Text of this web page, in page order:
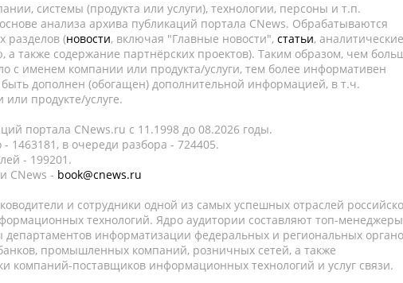
системы (продукта или услуги), технологии, персоны и т.п.
анализа архива публикаций портала CNews. Обрабатываются
разделов (новости, включая "Главные новости", статьи, аналитические
а также содержание партнёрских проектов). Таким образом, чем
с именем компании или продукта/услуги, тем более информативен
дополнен (обогащен) дополнительной информацией, в т.ч.
продукте/услуге.
портала CNews.ru c 11.1998 до 08.2026 годы.
1463181, в очереди разбора - 724405.
- 199201.
CNews - book@cnews.ru
и сотрудники одной из самых успешных отраслей
технологий. Ядро аудитории составляют топ-
департаментов информатизации федеральных и региональных
промышленных компаний, розничных сетей, а также
компаний-поставщиков информационных технологий и услуг связи.